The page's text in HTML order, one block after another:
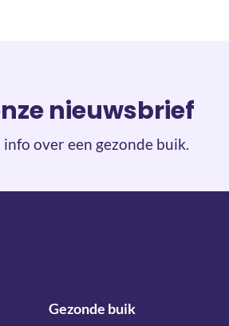
nieuwsbrief
over een gezonde buik.
Gezonde buik